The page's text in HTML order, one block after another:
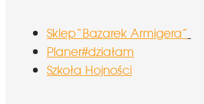
Sklep“Bazarek Armigera”
Planer#działam
Szkoła Hojności